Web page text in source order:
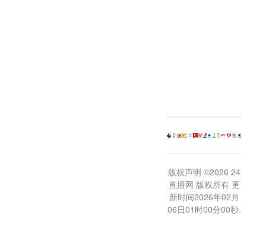
版权声明 ©2026 24
直播网 版权所有 更
新时间2026年02月
06日01时00分00秒.